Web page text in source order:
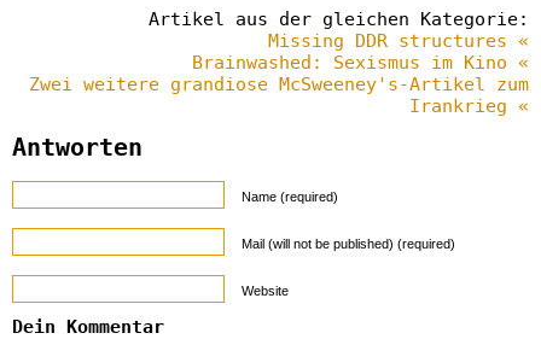
Artikel aus der gleichen Kategorie:
Missing DDR structures «
Brainwashed: Sexismus im Kino «
Zwei weitere grandiose McSweeney's-Artikel zum
Irankrieg «
Antworten
Name (required)
Mail (will not be published) (required)
Website
Dein Kommentar